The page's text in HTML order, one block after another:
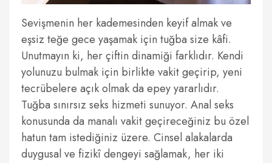
Sevişmenin her kademesinden keyif almak ve
eşsiz teğe gece yaşamak için tuğba size kâfi.
Unutmayın ki, her çiftin dinamiği farklıdır. Kendi
yolunuzu bulmak için birlikte vakit geçirip, yeni
tecrübelere açık olmak da epey yararlıdır.
Tuğba sınırsız seks hizmeti sunuyor. Anal seks
konusunda da manalı vakit geçireceğiniz bu özel
hatun tam istediğiniz üzere. Cinsel alakalarda
duygusal ve fizikî dengeyi sağlamak, her iki